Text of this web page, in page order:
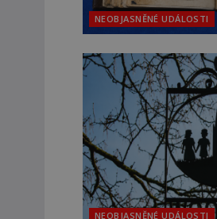
NEOBJASNĚNÉ UDÁLOSTI
NEOBJASNĚNÉ UDÁLOSTI